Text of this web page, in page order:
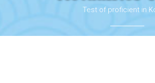
Test of proficient in